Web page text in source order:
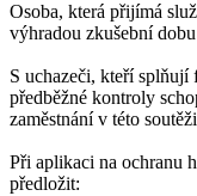
Osoba, která přijímá
výhradou zkušební
S uchazeči, kteří
předběžné kontroly
zaměstnání v této
Při aplikaci na ochranu
předložit: